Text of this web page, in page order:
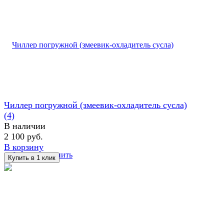
избранное сравнить
Чиллер погружной (змеевик-охладитель сусла)
(4)
В наличии
2 100 руб.
В корзину